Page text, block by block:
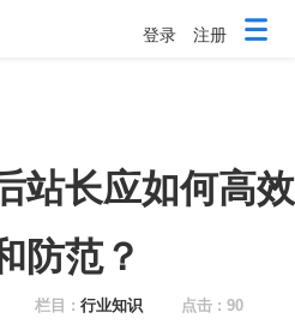
登录 注册
站长应如何高效
防范？
栏目 : 行业知识 点击 : 90